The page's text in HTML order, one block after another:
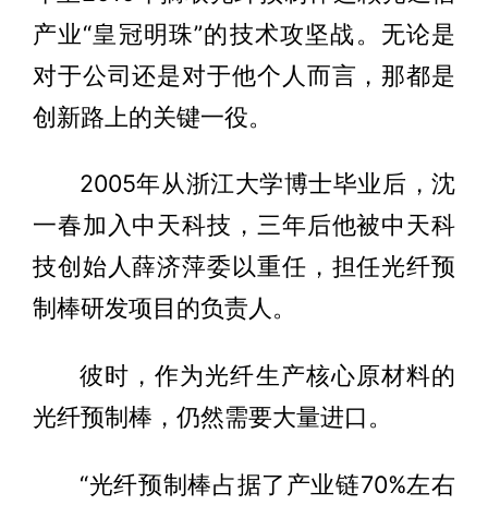
产业“皇冠明珠”的技术攻坚战。无论是
对于公司还是对于他个人而言，那都是
创新路上的关键一役。
2005年从浙江大学博士毕业后，沈
一春加入中天科技，三年后他被中天科
技创始人薛济萍委以重任，担任光纤预
制棒研发项目的负责人。
彼时，作为光纤生产核心原材料的
光纤预制棒，仍然需要大量进口。
“光纤预制棒占据了产业链70%左右